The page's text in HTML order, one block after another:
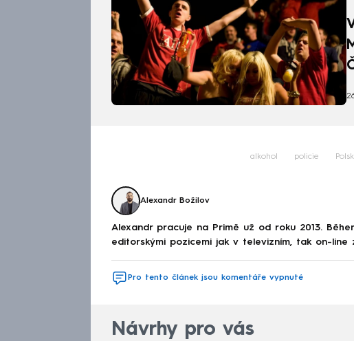
alkohol policie
Alexandr Božilov
Alexandr pracuje na Primě už od roku 2013.
editorskými pozicemi jak v televizním, tak on-line
Pro tento článek jsou komentáře vypnuté
Návrhy pro vás